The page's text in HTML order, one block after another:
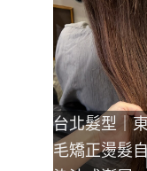
台北髮型｜
毛矯正燙髮